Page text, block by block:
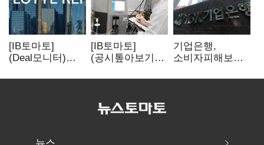
[IB토마토]
(Deal모니터)
발행…빠듯한
[IB토마토]
(공시톺아보기)
무엇이 '중요한
기업은행,
소비자피해보상
보이스피싱 공시